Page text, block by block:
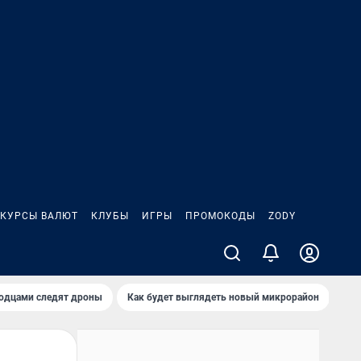
КУРСЫ ВАЛЮТ КЛУБЫ ИГРЫ ПРОМОКОДЫ ZODY
следят дроны Как будет выглядеть новый микрорайон